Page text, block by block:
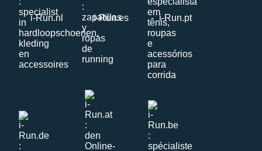
i-Run.nl i-Run.es i-Run.pt